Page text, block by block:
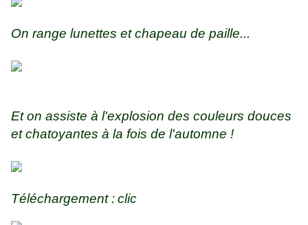
On range lunettes et chapeau de paille...
Et on assiste à l'explosion des couleurs douces
et chatoyantes à la fois de l'automne !
Téléchargement :clic